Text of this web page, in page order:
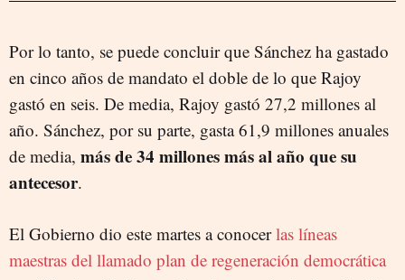
Por lo tanto, se puede concluir que Sánchez ha gastado
en cinco años de mandato el doble de lo que Rajoy
gastó en seis. De media, Rajoy gastó 27,2 millones al
año. Sánchez, por su parte, gasta 61,9 millones anuales
de media, más de 34 millones más al año que su
antecesor.
El Gobierno dio este martes a conocerlas líneas
maestras del llamado plan de regeneración democrática